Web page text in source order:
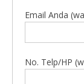
Email Anda
No. Telp/HP